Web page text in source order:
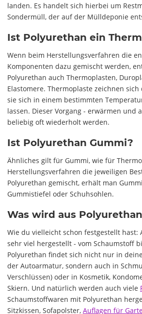
landen. Es handelt sich hierbei um
Sondermüll, der auf der Mülldeponie
Ist Polyurethan ein
Wenn beim Herstellungsverfahren die
Komponenten dazu gemischt werden,
Polyurethan auch Thermoplasten,
Elastomere. Thermoplaste zeichnen sich
sie sich in einem bestimmten
lassen. Dieser Vorgang - erwärmen und
beliebig oft wiederholt werden.
Ist Polyurethan Gummi?
Ähnliches gilt für Gummi, wie für
Herstellungsverfahren die jeweiligen
Polyurethan gemischt, erhält man
Gummistiefel oder Schuhsohlen.
Was wird aus
Wie du vielleicht schon festgestellt hast:
sehr viel hergestellt - vom Schaumstoff
Polyurethan findet sich nicht nur in
der Autoarmatur, sondern auch in
Verschlüssen) oder in Kosmetik,
Skiern. Und natürlich werden auch viele
Schaumstoffwaren mit Polyurethan
Sitzkissen, Sofapolster, Auflagen für